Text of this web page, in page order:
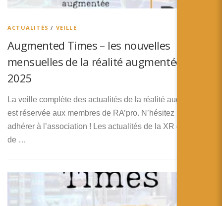
Español
ACTUALITÉS / VEILLE
Augmented Times – les nouvelles
mensuelles de la réalité augmentée – Mai
2025
La veille complète des actualités de la réalité augmentée
est réservée aux membres de RA’pro. N’hésitez pas à
adhérer à l’association ! Les actualités de la XR du mois
de …